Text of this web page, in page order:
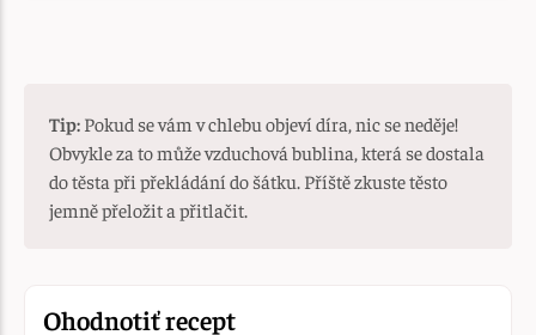
Tip: Pokud se vám v chlebu objeví díra, nic se neděje!
Obvykle za to může vzduchová bublina, která se dostala
do těsta při překládání do šátku. Příště zkuste těsto
jemně přeložit a přitlačit.
Ohodnotiť recept